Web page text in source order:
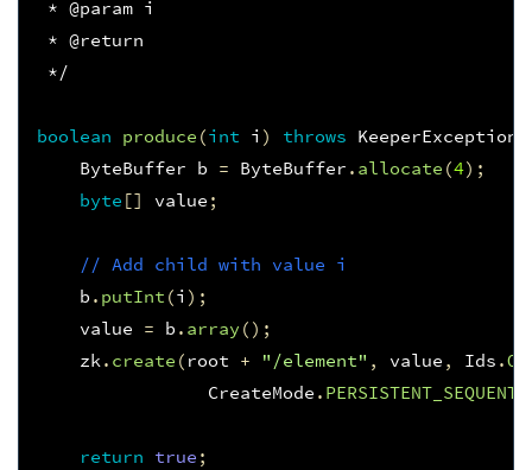
* @param i
* @return
*/
boolean produce (int i ) throws KeeperException
ByteBuffer b = ByteBuffer . allocate (4);
byte [] value ;
// Add child with value i
b . putInt (i );
value = b . array ();
zk . create ( root + "/element" , value , Ids .
CreateMode .
return true ;